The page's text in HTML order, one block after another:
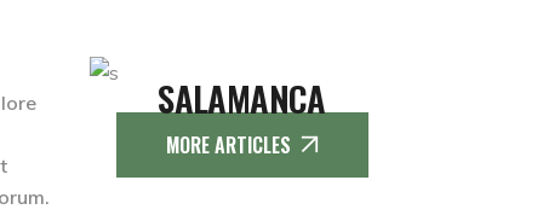
SALAMANCA
MORE ARTICLES